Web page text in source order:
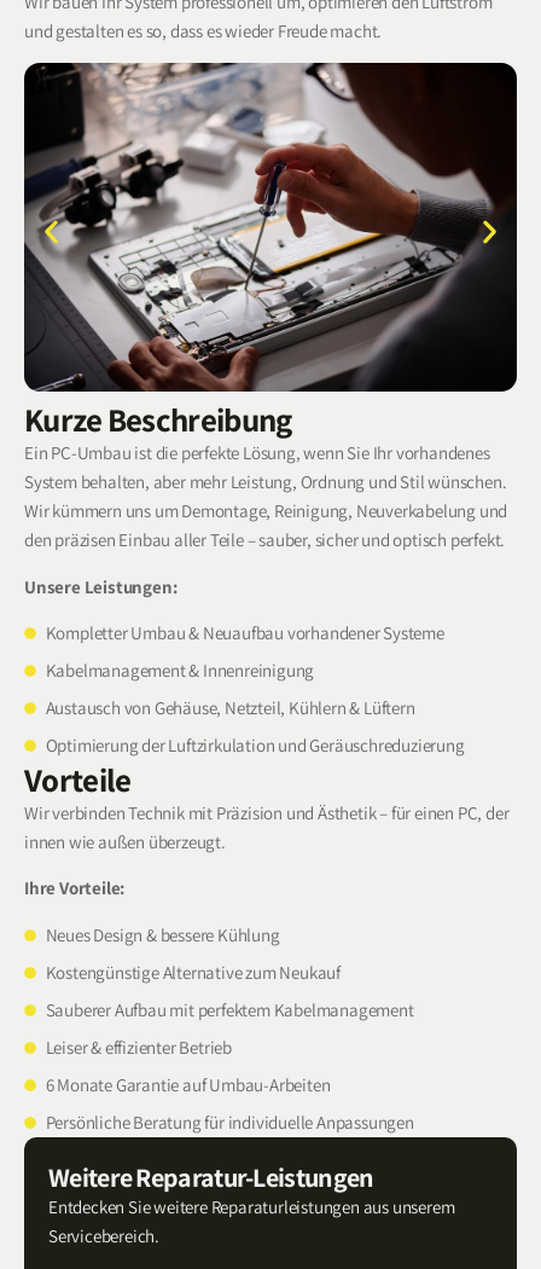
und gestalten es so, dass es wieder Freude macht.
Kurze Beschreibung
Ein PC-Umbau ist die perfekte Lösung, wenn Sie Ihr vorhandenes
System behalten, aber mehr Leistung, Ordnung und Stil wünschen.
Wir kümmern uns um Demontage, Reinigung, Neuverkabelung und
den präzisen Einbau aller Teile – sauber, sicher und optisch perfekt.
Unsere Leistungen:
Kompletter Umbau & Neuaufbau vorhandener Systeme
Kabelmanagement & Innenreinigung
Austausch von Gehäuse, Netzteil, Kühlern & Lüftern
Optimierung der Luftzirkulation und Geräuschreduzierung
Vorteile
Wir verbinden Technik mit Präzision und Ästhetik – für einen PC, der
innen wie außen überzeugt.
Ihre Vorteile:
Neues Design & bessere Kühlung
Kostengünstige Alternative zum Neukauf
Sauberer Aufbau mit perfektem Kabelmanagement
Leiser & effizienter Betrieb
6 Monate Garantie auf Umbau-Arbeiten
Persönliche Beratung für individuelle Anpassungen
Weitere Reparatur-Leistungen
Entdecken Sie weitere Reparaturleistungen aus unserem
Servicebereich.